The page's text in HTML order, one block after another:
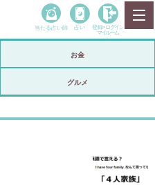
当たる占い師 占い 登録• ログイン
マイルーム
お金
グルメ